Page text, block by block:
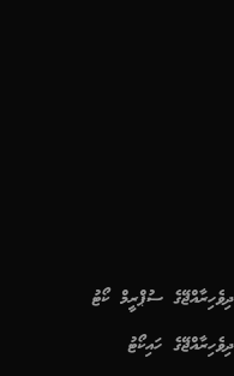
ދިވެހިރާއްޖޭގެ ސުޕްރީމް ކޯޓު
ދިވެހިރާއްޖޭގެ ހައިކޯޓު